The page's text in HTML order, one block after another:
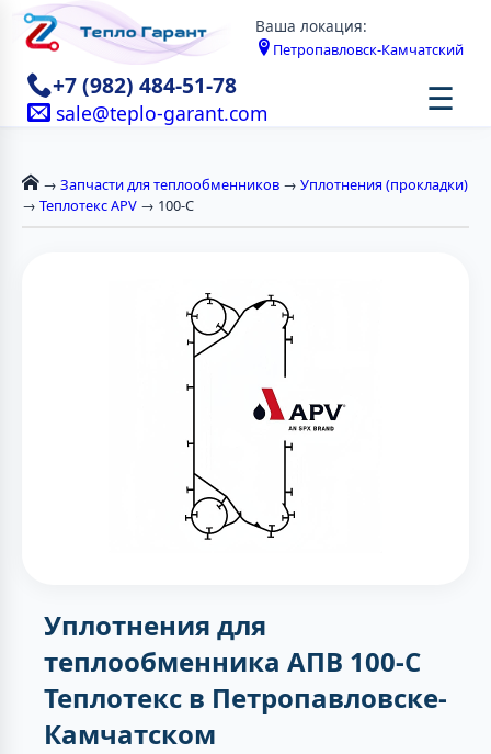
Ваша локация:
Петропавловск-Камчатский
+7 (982) 484-51-78
sale@teplo-garant.com ☰
→ Запчасти для теплообменников → Уплотнения (прокладки)
→ Теплотекс APV → 100-C
Уплотнения для
теплообменника АПВ 100-C
Теплотекc в Петропавловске-
Камчатском